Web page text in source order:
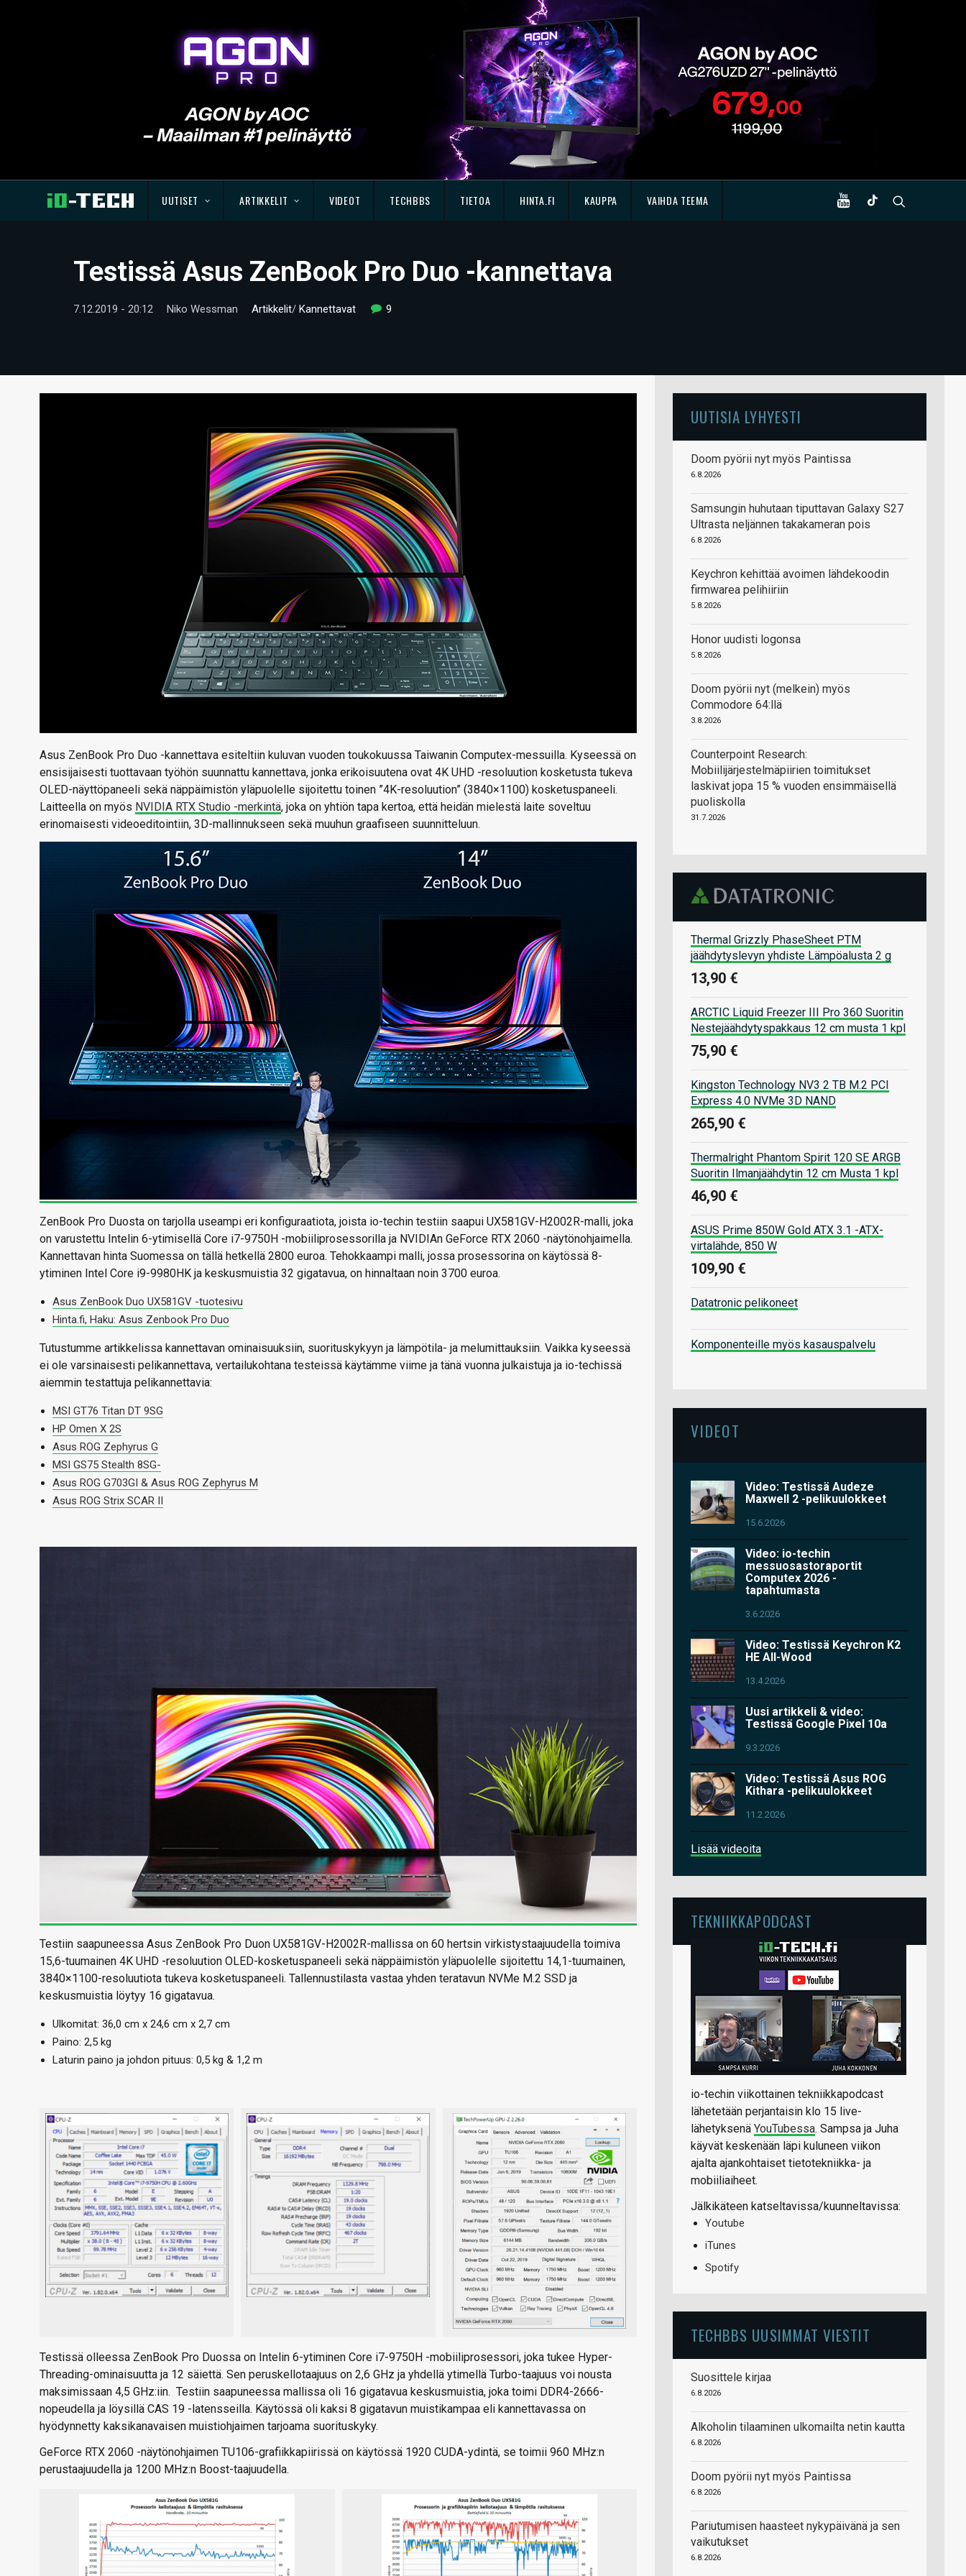
UUTISET ARTIKKELIT VIDEOT TECHBBS TIETOA HINTA.FI KAUPPA VAIHDA TEEMA
Testissä Asus ZenBook Pro Duo -kannettava
7.12.2019 - 20:12 Niko Wessman Artikkelit/ Kannettavat 9
Asus ZenBook Pro Duo -kannettava esiteltiin kuluvan vuoden toukokuussa Taiwanin Computex-messuilla. Kyseessä on
ensisijaisesti tuottavaan työhön suunnattu kannettava, jonka erikoisuutena ovat 4K UHD -resoluution kosketusta tukeva
OLED-näyttöpaneeli sekä näppäimistön yläpuolelle sijoitettu toinen ”4K-resoluution” (3840×1100) kosketuspaneeli.
Laitteella on myös NVIDIA RTX Studio -merkintä, joka on yhtiön tapa kertoa, että heidän mielestä laite soveltuu
erinomaisesti videoeditointiin, 3D-mallinnukseen sekä muuhun graafiseen suunnitteluun.
ZenBook Pro Duosta on tarjolla useampi eri konfiguraatiota, joista io-techin testiin saapui UX581GV-H2002R-malli, joka
on varustettu Intelin 6-ytimisellä Core i7-9750H -mobiiliprosessorilla ja NVIDIAn GeForce RTX 2060 -näytönohjaimella.
Kannettavan hinta Suomessa on tällä hetkellä 2800 euroa. Tehokkaampi malli, jossa prosessorina on käytössä 8-
ytiminen Intel Core i9-9980HK ja keskusmuistia 32 gigatavua, on hinnaltaan noin 3700 euroa.
Asus ZenBook Duo UX581GV -tuotesivu
Hinta.fi, Haku: Asus Zenbook Pro Duo
Tutustumme artikkelissa kannettavan ominaisuuksiin, suorituskykyyn ja lämpötila- ja melumittauksiin. Vaikka kyseessä
ei ole varsinaisesti pelikannettava, vertailukohtana testeissä käytämme viime ja tänä vuonna julkaistuja ja io-techissä
aiemmin testattuja pelikannettavia:
MSI GT76 Titan DT 9SG
HP Omen X 2S
Asus ROG Zephyrus G
MSI GS75 Stealth 8SG-
Asus ROG G703GI & Asus ROG Zephyrus M
Asus ROG Strix SCAR II
Testiin saapuneessa Asus ZenBook Pro Duon UX581GV-H2002R-mallissa on 60 hertsin virkistystaajuudella toimiva
15,6-tuumainen 4K UHD -resoluution OLED-kosketuspaneeli sekä näppäimistön yläpuolelle sijoitettu 14,1-tuumainen,
3840×1100-resoluutiota tukeva kosketuspaneeli. Tallennustilasta vastaa yhden teratavun NVMe M.2 SSD ja
keskusmuistia löytyy 16 gigatavua.
Ulkomitat: 36,0 cm x 24,6 cm x 2,7 cm
Paino: 2,5 kg
Laturin paino ja johdon pituus: 0,5 kg & 1,2 m
Testissä olleessa ZenBook Pro Duossa on Intelin 6-ytiminen Core i7-9750H -mobiiliprosessori, joka tukee Hyper-
Threading-ominaisuutta ja 12 säiettä. Sen peruskellotaajuus on 2,6 GHz ja yhdellä ytimellä Turbo-taajuus voi nousta
maksimissaan 4,5 GHz:iin. Testiin saapuneessa mallissa oli 16 gigatavua keskusmuistia, joka toimi DDR4-2666-
nopeudella ja löysillä CAS 19 -latensseilla. Käytössä oli kaksi 8 gigatavun muistikampaa eli kannettavassa on
hyödynnetty kaksikanavaisen muistiohjaimen tarjoama suorituskyky.
GeForce RTX 2060 -näytönohjaimen TU106-grafiikkapiirissä on käytössä 1920 CUDA-ydintä, se toimii 960 MHz:n
perustaajuudella ja 1200 MHz:n Boost-taajuudella.
UUTISIA LYHYESTI
Doom pyörii nyt myös Paintissa
6.8.2026
Samsungin huhutaan tiputtavan Galaxy S27
Ultrasta neljännen takakameran pois
6.8.2026
Keychron kehittää avoimen lähdekoodin
firmwarea pelihiiriin
5.8.2026
Honor uudisti logonsa
5.8.2026
Doom pyörii nyt (melkein) myös
Commodore 64:llä
3.8.2026
Counterpoint Research:
Mobiilijärjestelmäpiirien toimitukset
laskivat jopa 15 % vuoden ensimmäisellä
puoliskolla
31.7.2026
Thermal Grizzly PhaseSheet PTM
jäähdytyslevyn yhdiste Lämpöalusta 2 g
13,90 €
ARCTIC Liquid Freezer III Pro 360 Suoritin
Nestejäähdytyspakkaus 12 cm musta 1 kpl
75,90 €
Kingston Technology NV3 2 TB M.2 PCI
Express 4.0 NVMe 3D NAND
265,90 €
Thermalright Phantom Spirit 120 SE ARGB
Suoritin Ilmanjäähdytin 12 cm Musta 1 kpl
46,90 €
ASUS Prime 850W Gold ATX 3.1 -ATX-
virtalähde, 850 W
109,90 €
Datatronic pelikoneet
Komponenteille myös kasauspalvelu
VIDEOT
Video: Testissä Audeze
Maxwell 2 -pelikuulokkeet
15.6.2026
Video: io-techin
messuosastoraportit
Computex 2026 -
tapahtumasta
3.6.2026
Video: Testissä Keychron K2
HE All-Wood
13.4.2026
Uusi artikkeli & video:
Testissä Google Pixel 10a
9.3.2026
Video: Testissä Asus ROG
Kithara -pelikuulokkeet
11.2.2026
Lisää videoita
TEKNIIKKAPODCAST
io-techin viikottainen tekniikkapodcast
lähetetään perjantaisin klo 15 live-
lähetyksenä YouTubessa. Sampsa ja Juha
käyvät keskenään läpi kuluneen viikon
ajalta ajankohtaiset tietotekniikka- ja
mobiiliaiheet.
Jälkikäteen katseltavissa/kuunneltavissa:
Youtube
iTunes
Spotify
TECHBBS UUSIMMAT VIESTIT
Suosittele kirjaa
6.8.2026
Alkoholin tilaaminen ulkomailta netin kautta
6.8.2026
Doom pyörii nyt myös Paintissa
6.8.2026
Pariutumisen haasteet nykypäivänä ja sen
vaikutukset
6.8.2026